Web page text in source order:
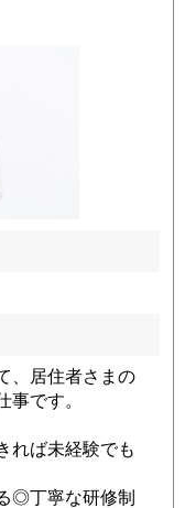
、居住者さまの
事です。
れば未経験でも
◎丁寧な研修制